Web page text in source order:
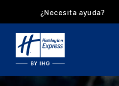
¿Necesita ayuda?